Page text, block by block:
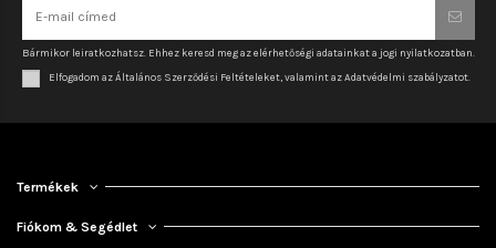
Bármikor leiratkozhatsz. Ehhez keresd meg az elérhetőségi adatainkat a jogi nyilatkozatban.
Elfogadom az Általános Szerződési Feltételeket, valamint az Adatvédelmi szabályzatot.
Termékek
Fiókom & Segédlet